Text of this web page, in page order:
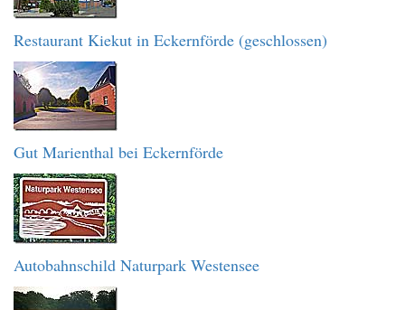
Restaurant Kiekut in Eckernförde (geschlossen)
Gut Marienthal bei Eckernförde
Autobahnschild Naturpark Westensee